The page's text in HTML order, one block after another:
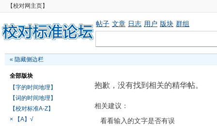
【校对网主页】
帖子 文章 日志 用户 版块 群组
« 隐藏侧边栏
全部版块
【字的时间地理】
【词的时间地理】
【校对标准A-Z】
× 【A】√
抱歉，没有找到相关的精华帖。
相关建议：
看看输入的文字是否有误